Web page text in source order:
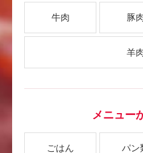
牛肉 豚
羊
メニュー
ごはん パン